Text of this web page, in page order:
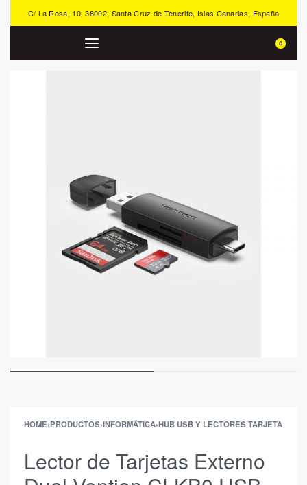
C/ La Rosa, 10, 38002, Santa Cruz de Tenerife, Islas Canarias, España
0
HOME›PRODUCTOS›INFORMÁTICA›HUB USB Y LECTORES TARJETA
Lector de Tarjetas Externo